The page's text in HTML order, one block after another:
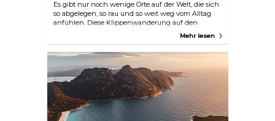
Es gibt nur noch wenige Orte auf der Welt, die sich
so abgelegen, so rau und so weit weg vom Alltag
anfühlen. Diese Klippenwanderung auf den
höchsten Meeresklippen Australiens im Tasman-
Sinne erfrischen. Three Capes ist eine
selbstgeführte Wanderung mit drei Hütten, die
maximalen Komfort bei minimalen Auswirkungen
auf die Umwelt bieten. Pellet-Heizungen sorgen
dafür, dass die Wanderer das ganze Jahr über
bequem bleiben.
Mehr lesen